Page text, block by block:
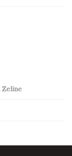
Zeline